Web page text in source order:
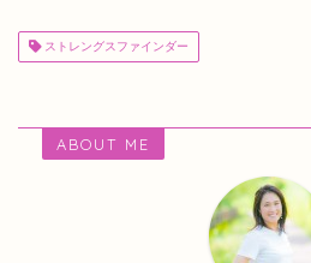
ストレングスファインダー
ABOUT ME